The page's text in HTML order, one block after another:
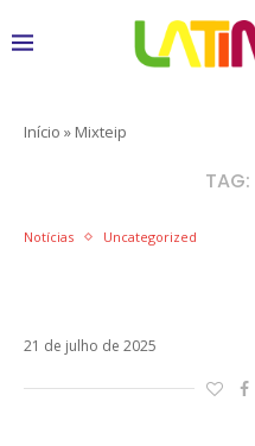
Início » Mixteip
TAG:
Notícias Uncategorized
21 de julho de 2025